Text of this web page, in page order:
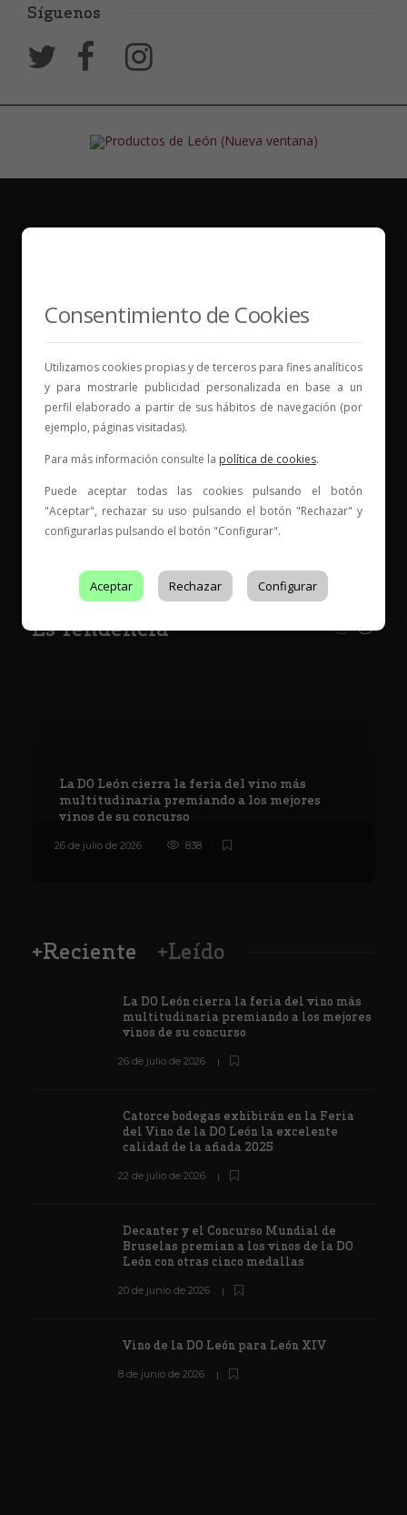
Síguenos
Elige tu vino, con quién compartirlo y comienza una
nueva historia.
* Web con contenido para mayores de 18 años
Entidad de Certificación de Producto acreditado por ENAC
Es Tendencia
La DO León cierra la feria del vino más
multitudinaria premiando a los mejores
vinos de su concurso
26 de julio de 2026 838
+Reciente +Leído
La DO León cierra la feria del vino más
multitudinaria premiando a los mejores
vinos de su concurso
26 de julio de 2026
Catorce bodegas exhibirán en la Feria
del Vino de la DO León la excelente
calidad de la añada 2025
22 de julio de 2026
Decanter y el Concurso Mundial de
Bruselas premian a los vinos de la DO
León con otras cinco medallas
20 de junio de 2026
Vino de la DO León para León XIV
8 de junio de 2026
Consentimiento de Cookies
Utilizamos cookies propias y de terceros para fines analíticos
y para mostrarle publicidad personalizada en base a un
perfil elaborado a partir de sus hábitos de navegación (por
ejemplo, páginas visitadas).
Para más información consulte la política de cookies.
Puede aceptar todas las cookies pulsando el botón
"Aceptar", rechazar su uso pulsando el botón "Rechazar" y
configurarlas pulsando el botón "Configurar".
Aceptar Rechazar Configurar